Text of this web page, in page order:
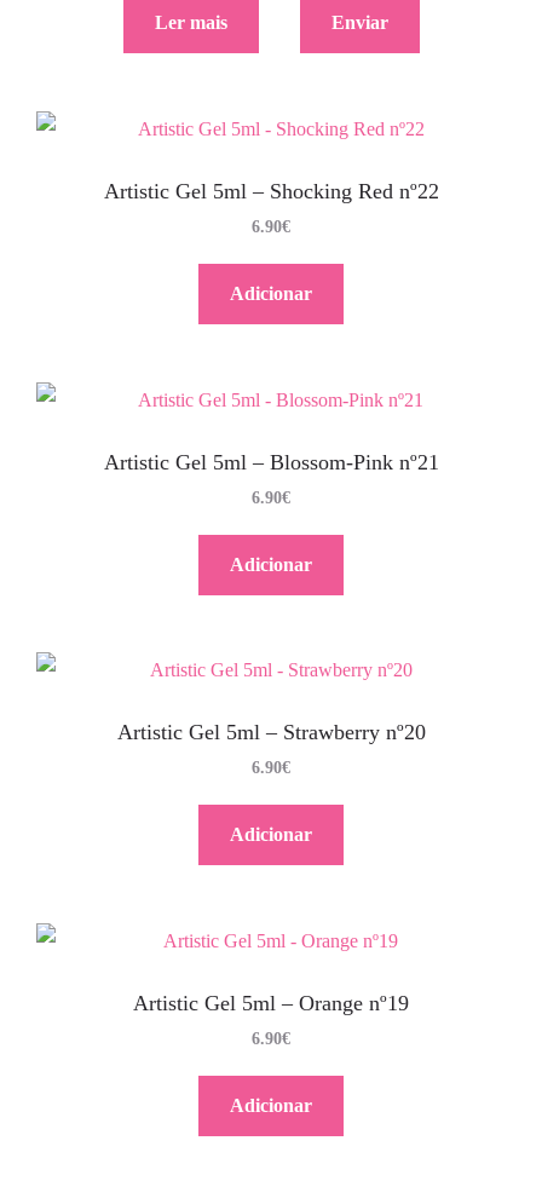
Ler mais Enviar
Artistic Gel 5ml – Shocking Red nº22
6.90€
Adicionar
Artistic Gel 5ml – Blossom-Pink nº21
6.90€
Adicionar
Artistic Gel 5ml – Strawberry nº20
6.90€
Adicionar
Artistic Gel 5ml – Orange nº19
6.90€
Adicionar